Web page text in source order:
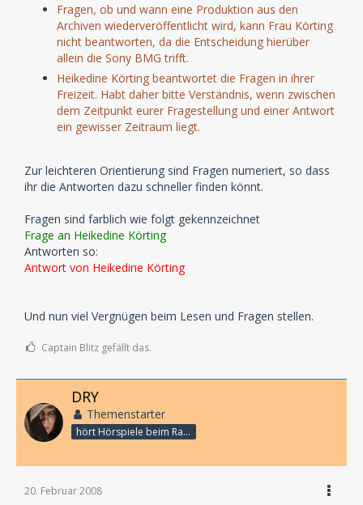
Fragen, ob und wann eine Produktion aus den
Archiven wiederveröffentlicht wird, kann Frau Körting
nicht beantworten, da die Entscheidung hierüber
allein die Sony BMG trifft.
Heikedine Körting beantwortet die Fragen in ihrer
Freizeit. Habt daher bitte Verständnis, wenn zwischen
dem Zeitpunkt eurer Fragestellung und einer Antwort
ein gewisser Zeitraum liegt.
Zur leichteren Orientierung sind Fragen numeriert, so dass
ihr die Antworten dazu schneller finden könnt.
Fragen sind farblich wie folgt gekennzeichnet
Frage an Heikedine Körting
Antworten so:
Antwort von Heikedine Körting
Und nun viel Vergnügen beim Lesen und Fragen stellen.
Captain Blitz gefällt das.
DRY
Themenstarter
hört Hörspiele beim Rasenmähen
20. Februar 2008